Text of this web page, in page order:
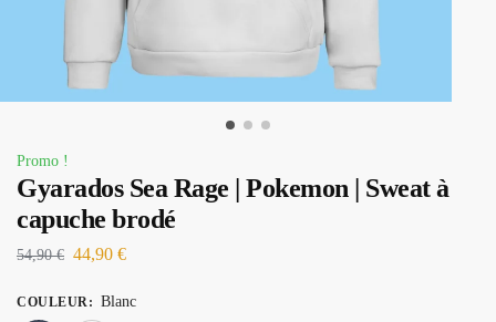
Promo !
Gyarados Sea Rage | Pokemon | Sweat à
capuche brodé
54,90€ 44,90 €
COULEUR : Blanc